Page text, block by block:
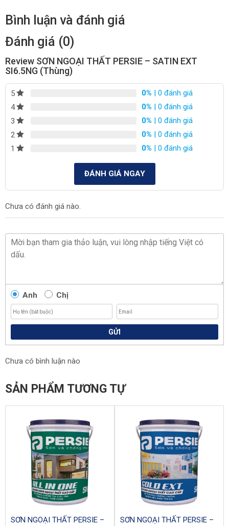
Bình luận và đánh giá
Đánh giá (0)
Review SƠN NGOẠI THẤT PERSIE – SATIN EXT
SI6.5NG (Thùng)
5 0% | 0 đánh giá
4
0% | 0 đánh giá
3
0% | 0 đánh giá
2
0% | 0 đánh giá
1
0% | 0 đánh giá
ĐÁNH GIÁ NGAY
Chưa có đánh giá nào.
Anh Chị
GỬI
Chưa có bình luận nào
SẢN PHẨM TƯƠNG TỰ
SƠN NGOẠI THẤT PERSIE –
SƠN NGOẠI THẤT PERSIE –